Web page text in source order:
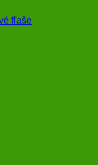
fľaše